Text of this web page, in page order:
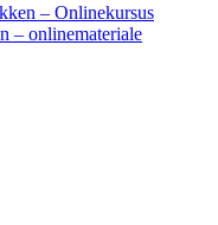
– Onlinekursus
– onlinemateriale